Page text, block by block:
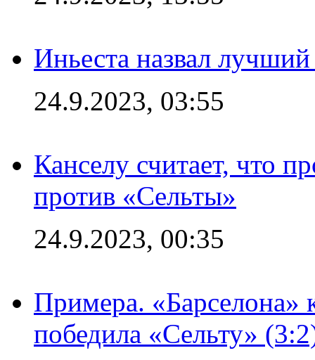
Иньеста назвал
24.9.2023, 03:55
Канселу считает, что
против «Сельты»
24.9.2023, 00:35
Примера. «Барселона»
победила «Сельту»